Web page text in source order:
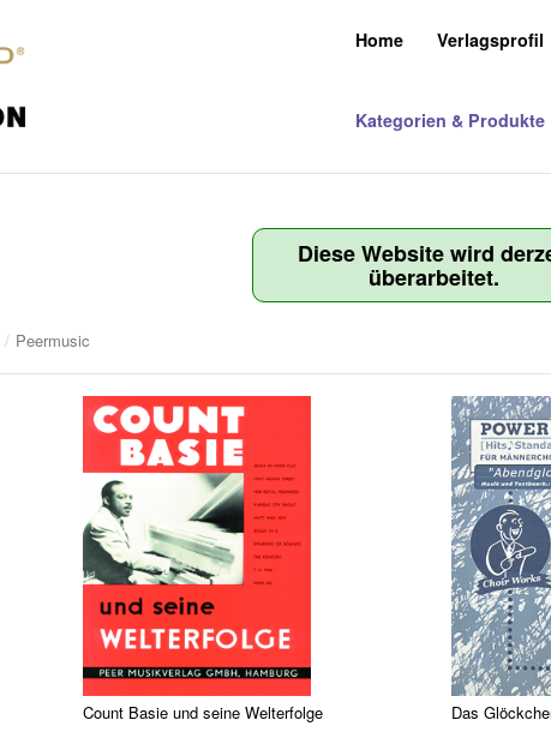
Home Verlagsprofil
Kategorien & Produkte
Diese Website wird
überarbeitet.
/ Peermusic
Count Basie und seine Welterfolge Das